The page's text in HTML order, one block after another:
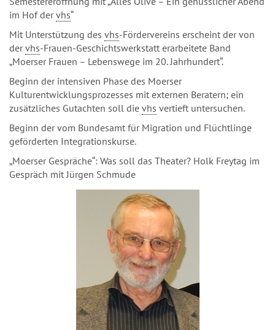
im Hof dervhs“
Mit Unterstützung des vhs-Fördervereins erscheint der von
dervhs-Frauen-Geschichtswerkstatt erarbeitete Band
„Moerser Frauen – Lebenswege im 20. Jahrhundert“.
Beginn der intensiven Phase des Moerser
Kulturentwicklungsprozesses mit externen Beratern; ein
zusätzliches Gutachten soll die vhs vertieft untersuchen.
Beginn der vom Bundesamt für Migration und Flüchtlinge
geförderten Integrationskurse.
„Moerser Gespräche“: Was soll das Theater? Holk Freytag im
Gespräch mit Jürgen Schmude